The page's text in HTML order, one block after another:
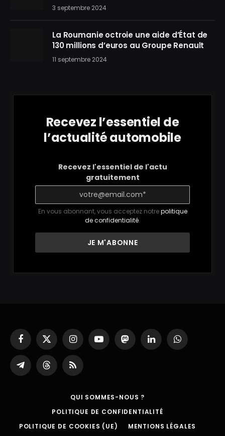
3 septembre 2024
La Roumanie octroie une aide d’État de
130 millions d’euros au Groupe Renault
11 septembre 2024
Recevez l’essentiel de
l’actualité automobile
Recevez l'essentiel de l'actu
gratuitement
En vous abonnant, vous acceptez notrepolitique
de confidentialité.
Facebook
X
(Twitter)
InstagramYouTubeMastodonLinkedInWhatsApp
Partager
sur
ThreadsRSS
QUI SOMMES-NOUS ?
POLITIQUE DE CONFIDENTIALITÉ
POLITIQUE DE COOKIES (UE)
MENTIONS LÉGALES